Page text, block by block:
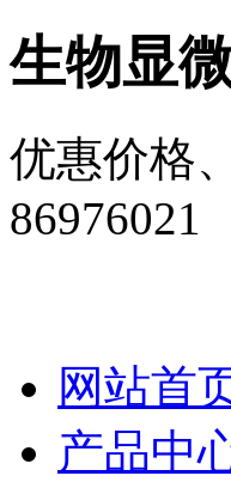
生物显
优惠价格
86976021
网站首
产品中